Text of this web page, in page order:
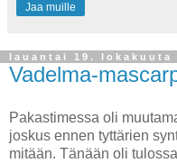
Jaa muille
lauantai 19. lokakuuta
Vadelma-
Pakastimessa oli
joskus ennen tyttärien
mitään. Tänään oli